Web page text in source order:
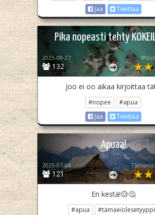
Jaa
Twiittaa
Pika nopeasti tehty
132
2023-09-27
Joo ei oo aikaa kirjoittaa
#nopee
#apua
Jaa
Twiittaa
Apuaa!
121
2023-07-04
En kestä!😥🤔
#apua
#tämäeiolesetyyppi